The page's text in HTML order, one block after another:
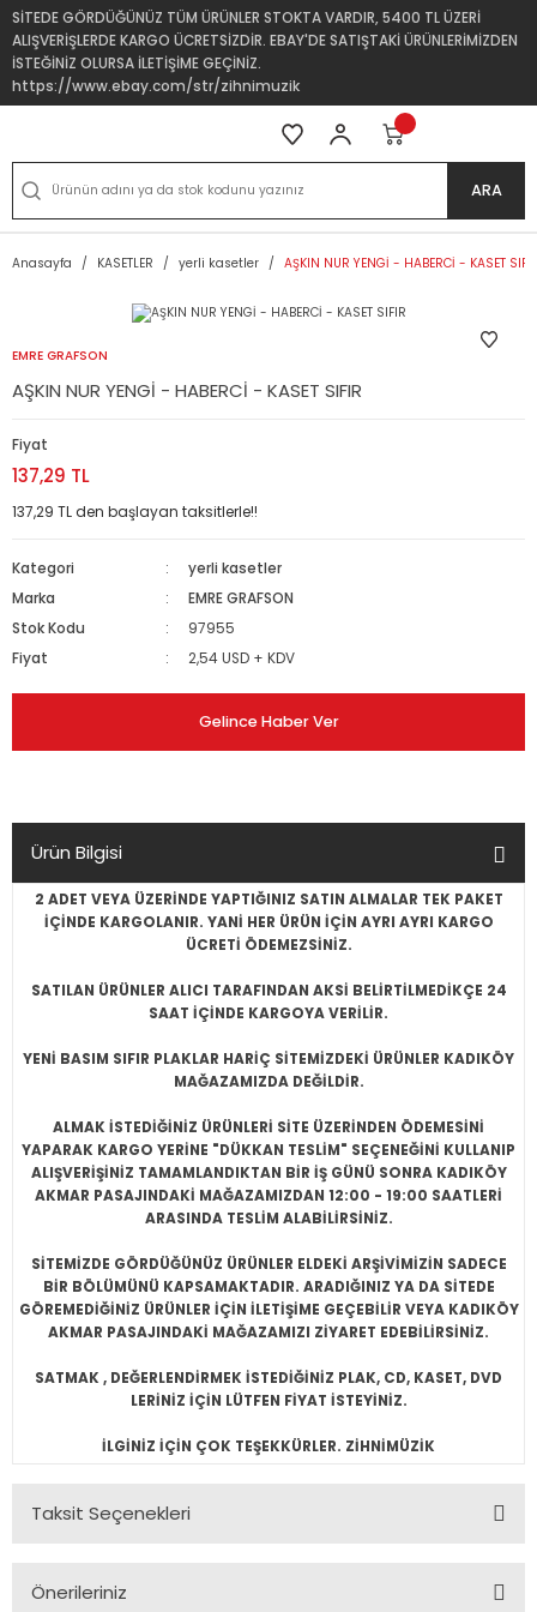
SİTEDE GÖRDÜĞÜNÜZ TÜM ÜRÜNLER STOKTA VARDIR, 5400 TL ÜZERİ
ALIŞVERİŞLERDE KARGO ÜCRETSİZDİR. EBAY'DE SATIŞTAKİ ÜRÜNLERİMİZDEN
İSTEĞİNİZ OLURSA İLETİŞİME GEÇİNİZ.
https://www.ebay.com/str/zihnimuzik
ARA
Anasayfa KASETLER yerli kasetler AŞKIN NUR YENGİ - HABERCİ - KASET
EMRE GRAFSON
AŞKIN NUR YENGİ - HABERCİ - KASET SIFIR
Fiyat
137,29 TL
137,29 TL den başlayan taksitlerle!!
Kategori
yerli kasetler
Marka
EMRE GRAFSON
Stok Kodu
97955
Fiyat
2,54 USD + KDV
Gelince Haber Ver
Ürün Bilgisi
2 ADET VEYA ÜZERİNDE YAPTIĞINIZ SATIN ALMALAR TEK PAKET
İÇİNDE KARGOLANIR. YANİ HER ÜRÜN İÇİN AYRI AYRI KARGO
ÜCRETİ ÖDEMEZSİNİZ.
SATILAN ÜRÜNLER ALICI TARAFINDAN AKSİ BELİRTİLMEDİKÇE 24
SAAT İÇİNDE KARGOYA VERİLİR.
YENİ BASIM SIFIR PLAKLAR HARİÇ SİTEMİZDEKİ ÜRÜNLER KADIKÖY
MAĞAZAMIZDA DEĞİLDİR.
ALMAK İSTEDİĞİNİZ ÜRÜNLERİ SİTE ÜZERİNDEN ÖDEMESİNİ
YAPARAK KARGO YERİNE "DÜKKAN TESLİM" SEÇENEĞİNİ KULLANIP
ALIŞVERİŞİNİZ TAMAMLANDIKTAN BİR İŞ GÜNÜ SONRA KADIKÖY
AKMAR PASAJINDAKİ MAĞAZAMIZDAN 12:00 - 19:00 SAATLERİ
ARASINDA TESLİM ALABİLİRSİNİZ.
SİTEMİZDE GÖRDÜĞÜNÜZ ÜRÜNLER ELDEKİ ARŞİVİMİZİN SADECE
BİR BÖLÜMÜNÜ KAPSAMAKTADIR. ARADIĞINIZ YA DA SİTEDE
GÖREMEDİĞİNİZ ÜRÜNLER İÇİN İLETİŞİME GEÇEBİLİR VEYA KADIKÖY
AKMAR PASAJINDAKİ MAĞAZAMIZI ZİYARET EDEBİLİRSİNİZ.
SATMAK , DEĞERLENDİRMEK İSTEDİĞİNİZ PLAK, CD, KASET, DVD
LERİNİZ İÇİN LÜTFEN FİYAT İSTEYİNİZ.
İLGİNİZ İÇİN ÇOK TEŞEKKÜRLER. ZİHNİMÜZİK
Taksit Seçenekleri
Önerileriniz